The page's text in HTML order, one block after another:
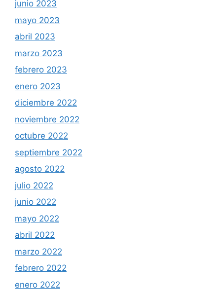
junio 2023
mayo 2023
abril 2023
marzo 2023
febrero 2023
enero 2023
diciembre 2022
noviembre 2022
octubre 2022
septiembre 2022
agosto 2022
julio 2022
junio 2022
mayo 2022
abril 2022
marzo 2022
febrero 2022
enero 2022